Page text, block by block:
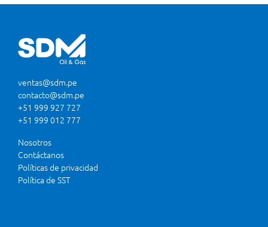
ventas@sdm.pe
contacto@sdm.pe
+51 999 927 727
+51 999 012 777
Nosotros
Contáctanos
Políticas de privacidad
Política de SST